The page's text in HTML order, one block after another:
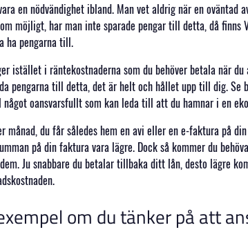
en nödvändighet ibland. Man vet aldrig när en oväntad
möjligt, har man inte sparade pengar till detta, då finns
ha pengarna till.
istället i räntekostnaderna som du behöver betala när
pengarna till detta, det är helt och hållet upp till dig.
oansvarsfullt som kan leda till att du hamnar i en
du får således hem en avi eller en e-faktura på
på din faktura vara lägre. Dock så kommer du
Ju snabbare du betalar tillbaka ditt lån, desto lägre
om du tänker på att